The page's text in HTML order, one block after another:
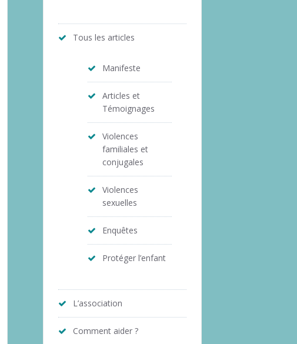
Tous les articles
Manifeste
Articles et
Témoignages
Violences
familiales et
conjugales
Violences
sexuelles
Enquêtes
Protéger l’enfant
L’association
Comment aider ?